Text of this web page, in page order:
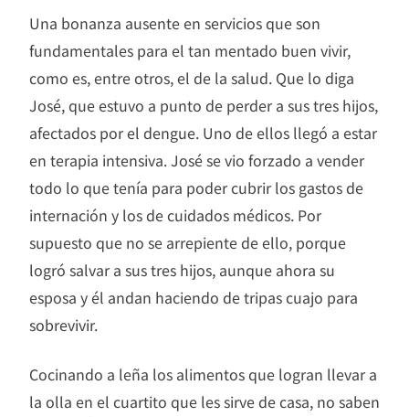
Una bonanza ausente en servicios que son
fundamentales para el tan mentado buen vivir,
como es, entre otros, el de la salud. Que lo diga
José, que estuvo a punto de perder a sus tres hijos,
afectados por el dengue. Uno de ellos llegó a estar
en terapia intensiva. José se vio forzado a vender
todo lo que tenía para poder cubrir los gastos de
internación y los de cuidados médicos. Por
supuesto que no se arrepiente de ello, porque
logró salvar a sus tres hijos, aunque ahora su
esposa y él andan haciendo de tripas cuajo para
sobrevivir.
Cocinando a leña los alimentos que logran llevar a
la olla en el cuartito que les sirve de casa, no saben